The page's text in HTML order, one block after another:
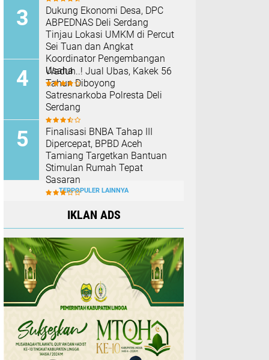
Dukung Ekonomi Desa, DPC
ABPEDNAS Deli Serdang
Tinjau Lokasi UMKM di Percut
Sei Tuan dan Angkat
Koordinator Pengembangan
Usaha
Waduh..! Jual Ubas, Kakek 56
Tahun Diboyong
Satresnarkoba Polresta Deli
Serdang
Finalisasi BNBA Tahap III
Dipercepat, BPBD Aceh
Tamiang Targetkan Bantuan
Stimulan Rumah Tepat
Sasaran
TERPOPULER LAINNYA
IKLAN ADS